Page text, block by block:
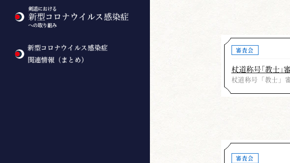
審査会
杖道称号「教士」
杖道称号「教士」
審査会